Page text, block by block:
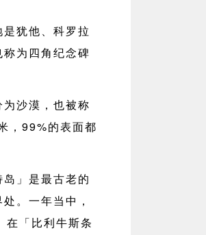
犹他、科罗拉
为四角纪念碑
沙漠，也被称
，99%的表面都
」是最古老的
。一年当中，
在「比利牛斯条